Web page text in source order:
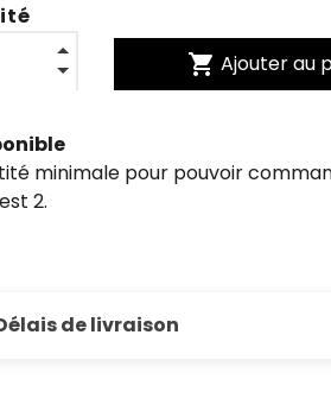
shopping_cart Ajouter au
minimale pour pouvoir
2.
de livraison